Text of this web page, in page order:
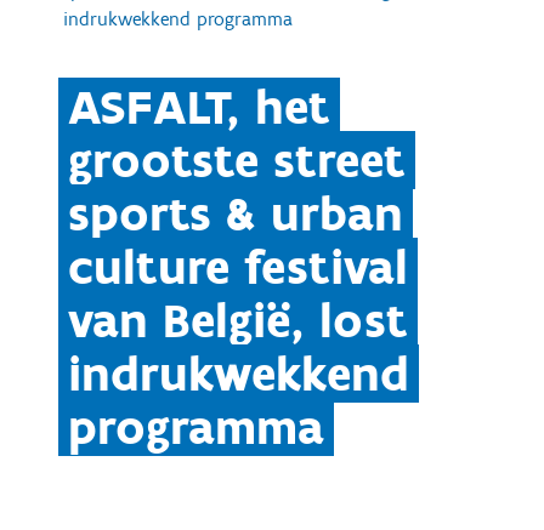
indrukwekkend programma
ASFALT, het
grootste street
sports & urban
culture festival
van België, lost
indrukwekkend
programma